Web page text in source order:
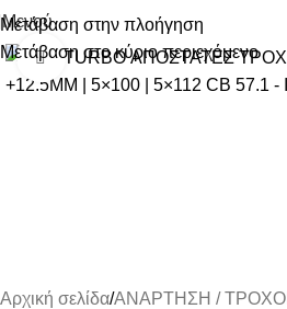
Μετάβαση στην πλοήγηση
Μετάβαση στο κύριο περιεχόμενο
Μενού
Κάντε κλικ για μεγέθυνση
Αρχική σελίδα ΑΝΑΡΤΗΣΗ / ΤΡΟΧΟΙ